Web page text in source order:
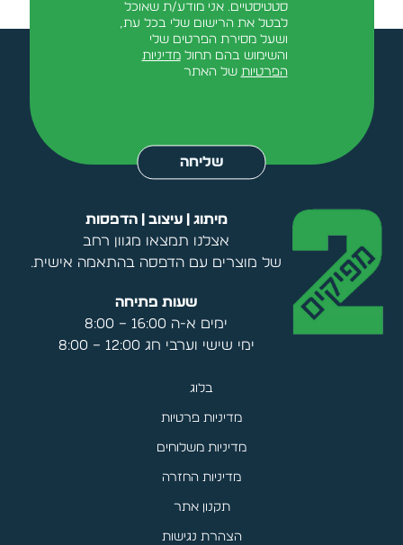
סטטיסטיים. אני מודע/ת שאוכל
לבטל את הרישום שלי בכל עת,
ושעל מסירת הפרטים שלי
והשימוש בהם תחולמדיניות
הפרטיות של האתר
שליחה
מיתוג | עיצוב | הדפסות
אצלנו תמצאו מגוון רחב
של מוצרים עם הדפסה בהתאמה אישית.
שעות פתיחה
ימים א-ה 16:00 – 8:00
ימי שישי וערבי חג 12:00 – 8:00
בלוג
מדיניות פרטיות
מדיניות משלוחים
מדיניות החזרה
תקנון אתר
הצהרת נגישות